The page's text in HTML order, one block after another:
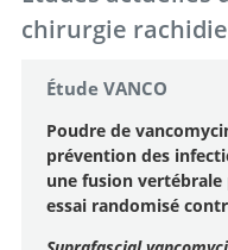
chirurgie
Étude VANCO
Poudre de
prévention des
une fusion
essai randomisé